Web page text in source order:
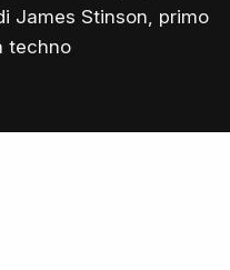
James Stinson, primo
techno